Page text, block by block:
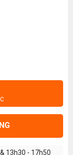
13h30 - 17h50